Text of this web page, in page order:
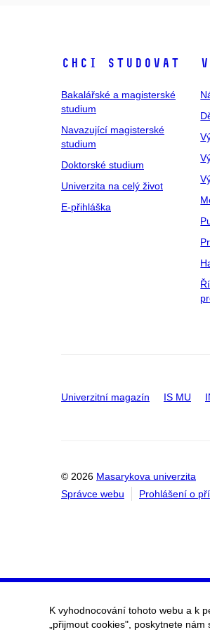
Chci studovat
Bakalářské a magisterské
studium
Navazující magisterské
studium
Doktorské studium
Univerzita na celý život
E-přihláška
Univerzitní magazín IS MU
© 2026 Masarykova univerzita
Správce webu
Prohlášení o
K vyhodnocování tohoto webu a k
„přijmout cookies", poskytnete